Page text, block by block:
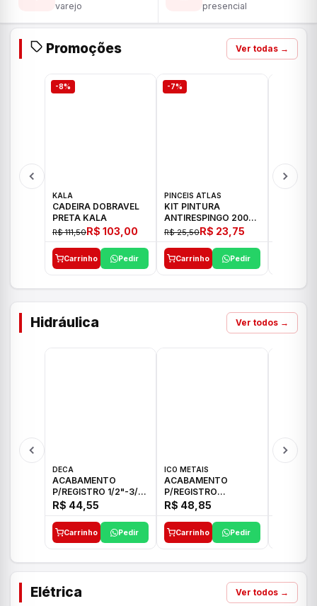
varejo
presencial
Promoções Ver todas →
-8%
KALA
CADEIRA DOBRAVEL
PRETA KALA
R$ 111,50R$ 103,00
Carrinho Pedir
-7%
PINCEIS ATLAS
KIT PINTURA
ANTIRESPINGO 2003
ATLAS 03 PCS
R$ 25,50R$ 23,75
Carrinho Pedir
Hidráulica Ver todos →
DECA
ACABAMENTO
P/REGISTRO 1/2"-3/4"
E 1"C21.PQ DECA
R$ 44,55
Carrinho Pedir
ICO METAIS
ACABAMENTO
P/REGISTRO
1/2"-3/4"-1" ACB M
CS 33 ICO
R$ 48,85
Carrinho Pedir
Elétrica Ver todos →